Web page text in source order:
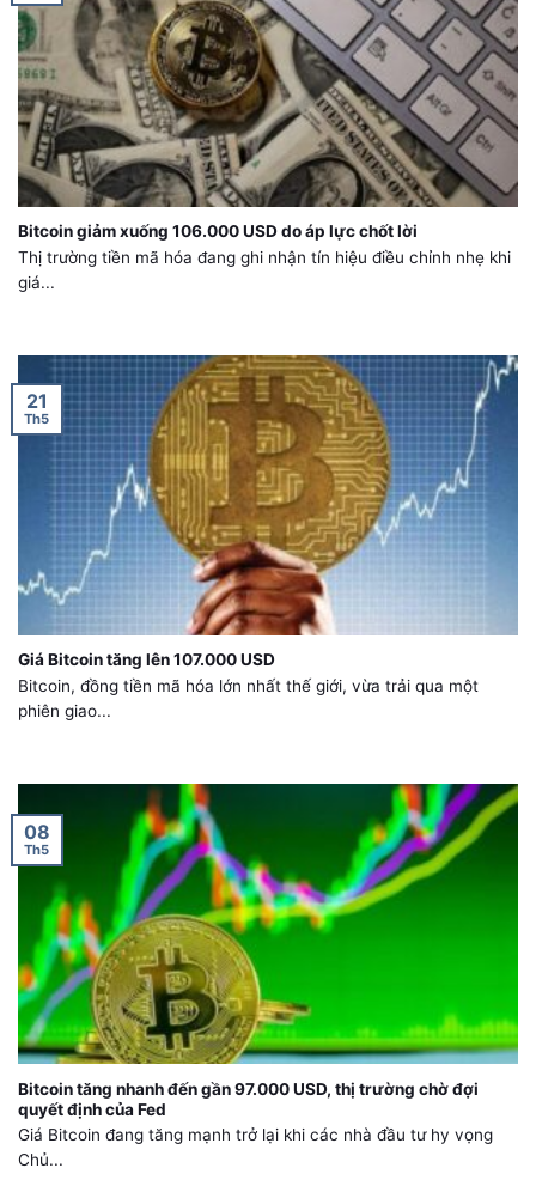
Bitcoin giảm xuống 106.000 USD do áp lực chốt lời
Thị trường tiền mã hóa đang ghi nhận tín hiệu điều chỉnh nhẹ khi
giá...
Giá Bitcoin tăng lên 107.000 USD
Bitcoin, đồng tiền mã hóa lớn nhất thế giới, vừa trải qua một
phiên giao...
21
Th5
Bitcoin tăng nhanh đến gần 97.000 USD, thị trường chờ đợi
quyết định của Fed
Giá Bitcoin đang tăng mạnh trở lại khi các nhà đầu tư hy vọng
Chủ...
08
Th5